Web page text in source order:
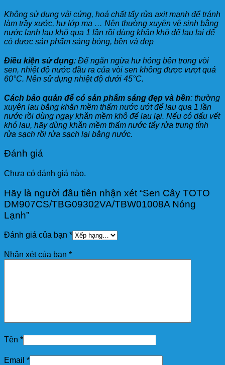
Không sử dụng vải cứng, hoá chất tẩy rửa axit mạnh để tránh
làm trầy xước, hư lớp mạ … Nên thường xuyên vệ sinh bằng
nước lạnh lau khô qua 1 lần rồi dùng khăn khô để lau lại để
có được sản phẩm sáng bóng, bền và đẹp
Điều kiện sử dụng: Để ngăn ngừa hư hỏng bên trong vòi
sen, nhiệt độ nước đầu ra của vòi sen không được vượt quá
60°C. Nên sử dụng nhiệt độ dưới 45°C.
Cách bảo quản để có sản phẩm sáng đẹp và bền: thường
xuyên lau bằng khăn mềm thấm nước ướt để lau qua 1 lần
nước rồi dùng ngay khăn mềm khô để lau lại. Nếu có dấu vết
khó lau, hãy dùng khăn mềm thấm nước tẩy rửa trung tính
rửa sạch rồi rửa sạch lại bằng nước.
Đánh giá
Chưa có đánh giá nào.
Hãy là người đầu tiên nhận xét “Sen Cây TOTO
DM907CS/TBG09302VA/TBW01008A Nóng
Lạnh”
Đánh giá của bạn *
Nhận xét của bạn *
Tên *
Email *